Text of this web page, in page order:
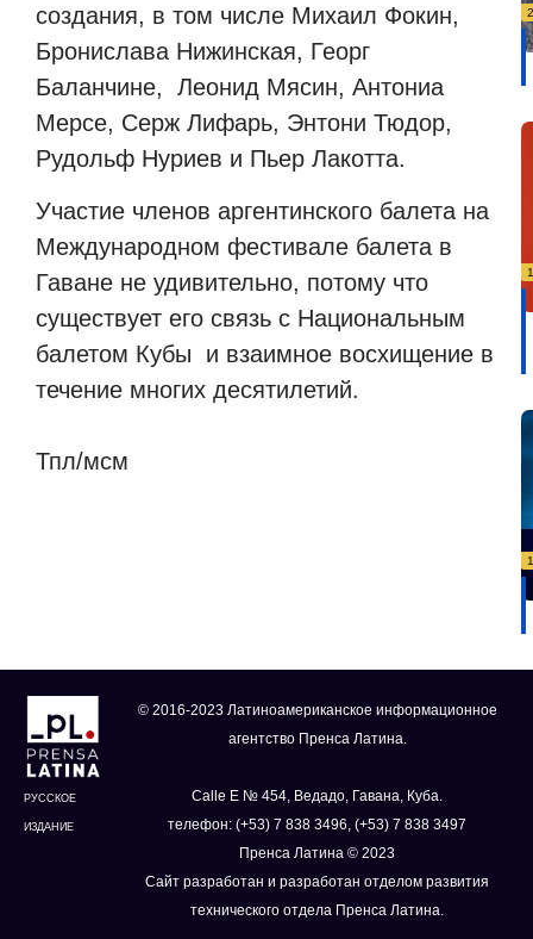
создания, в том числе Михаил Фокин,
Бронислава Нижинская, Георг
Баланчине, Леонид Мясин, Антониа
Мерсе, Серж Лифарь, Энтони Тюдор,
Рудольф Нуриев и Пьер Лакотта.
Участие членов аргентинского балета на
Международном фестивале балета в
Гаване не удивительно, потому что
существует его связь с Национальным
балетом Кубы и взаимное восхищение в
течение многих десятилетий.
Тпл/мсм
РУССКОЕ
ИЗДАНИЕ
© 2016-2023 Латиноамериканское информационное
агентство Пренса Латина.
Calle E № 454, Ведадо, Гавана, Куба.
телефон: (+53) 7 838 3496, (+53) 7 838 3497
Пренса Латина © 2023
Сайт разработан и разработан отделом развития
технического отдела Пренса Латина.